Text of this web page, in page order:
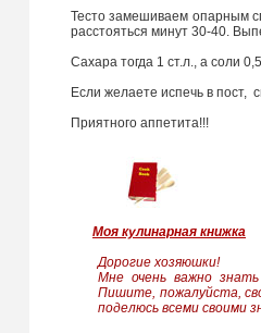
Тесто замешиваем опарным
расстояться минут 30-40.
Сахара тогда 1 ст.л., а соли
Если желаете испечь в пост,
Приятного аппетита!!!
Моя кулинарная книжка
Дорогие хозяюшки!
Мне очень важно
Пишите, пожалуйста,
поделюсь всеми своими